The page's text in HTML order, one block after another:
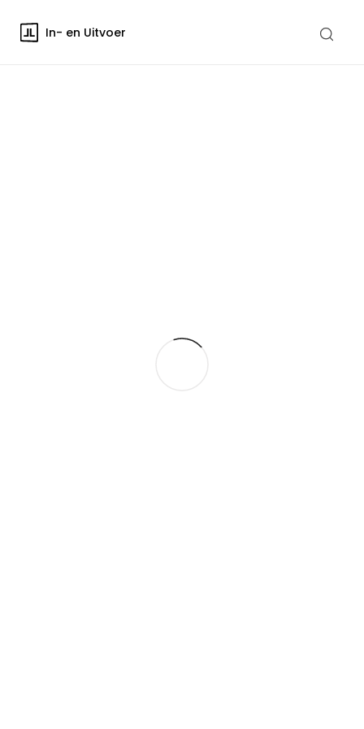
In- en Uitvoer